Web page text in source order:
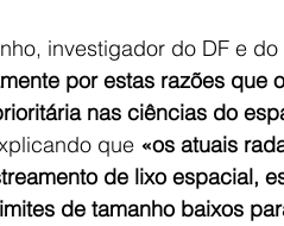
investigador do DF e
por estas razões que
nas ciências do
que «os atuais
de lixo espacial,
de tamanho baixos